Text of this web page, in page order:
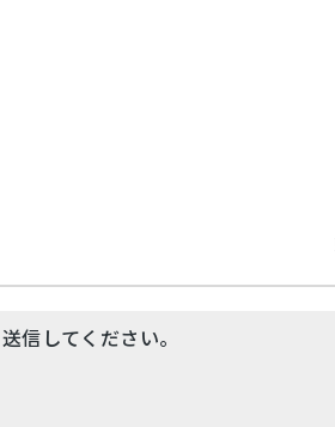
信してください。